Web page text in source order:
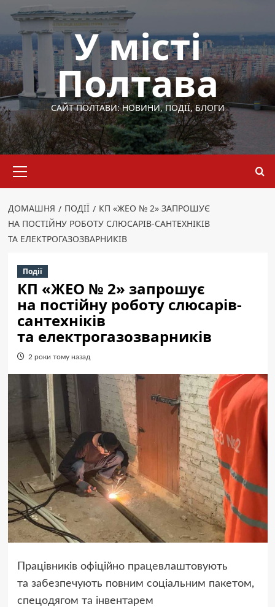
Перейти
вмісту
У місті
Полтава
САЙТ ПОЛТАВИ: НОВИНИ, ПОДІЇ, БЛОГИ
меню
ДОМАШНЯ ПОДІЇ
КП «ЖЕО № 2» ЗАПРОШУЄ
НА ПОСТІЙНУ РОБОТУ СЛЮСАРІВ-САНТЕХНІКІВ
ТА ЕЛЕКТРОГАЗОЗВАРНИКІВ
Події
КП «ЖЕО № 2» запрошує
на постійну роботу слюсарів-
сантехніків
та електрогазозварників
2 роки тому назад
Працівників офіційно працевлаштовують
та забезпечують повним соціальним пакетом,
спецодягом та інвентарем